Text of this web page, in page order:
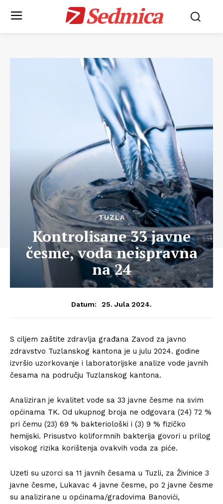
Sedmica
TUZLA
Kontrolisane 33 javne
česme, voda neispravna
na 24
Datum: 25. Jula 2024.
S ciljem zaštite zdravlja građana Zavod za javno
zdravstvo Tuzlanskog kantona je u julu 2024. godine
izvršio uzorkovanje i laboratorijske analize vode javnih
česama na području Tuzlanskog kantona.
Analiziran je kvalitet vode sa 33 javne česme na svim
općinama TK. Od ukupnog broja ne odgovara (24) 72 %
pri čemu (23) 69 % bakteriološki i (3) 9 % fizičko
hemijski. Prisustvo koliformnih bakterija govori u prilog
visokog rizika korištenja ovakvih voda za piće.
Uzeti su uzorci sa 11 javnih česama u Tuzli, za Živinice 3
javne česme, Lukavac 4 javne česme, po 2 javne česme
su analizirane u općinama/gradovima Banovići,